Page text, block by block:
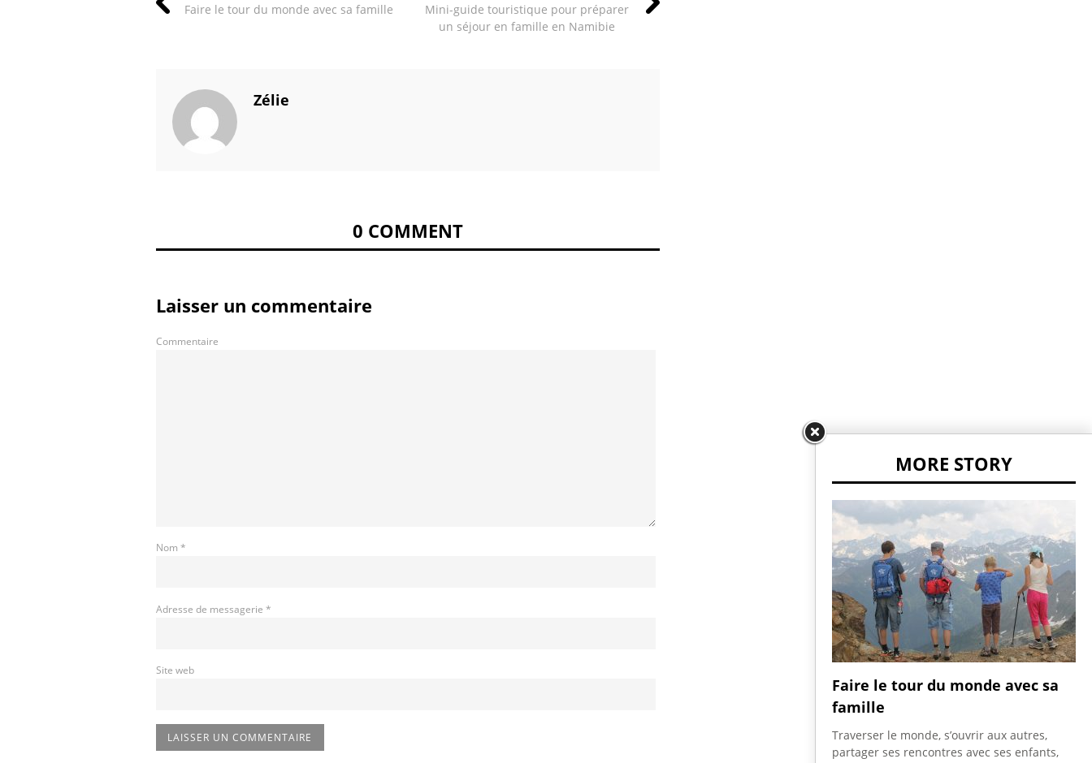
Faire le tour du monde avec sa famille
Mini-guide touristique pour préparer
un séjour en famille en Namibie
Zélie
0 COMMENT
Laisser un commentaire
Commentaire
Nom *
Adresse de messagerie *
Site web
MORE STORY
Faire le tour du monde avec sa
famille
Traverser le monde, s’ouvrir aux autres,
partager ses rencontres avec ses enfants,